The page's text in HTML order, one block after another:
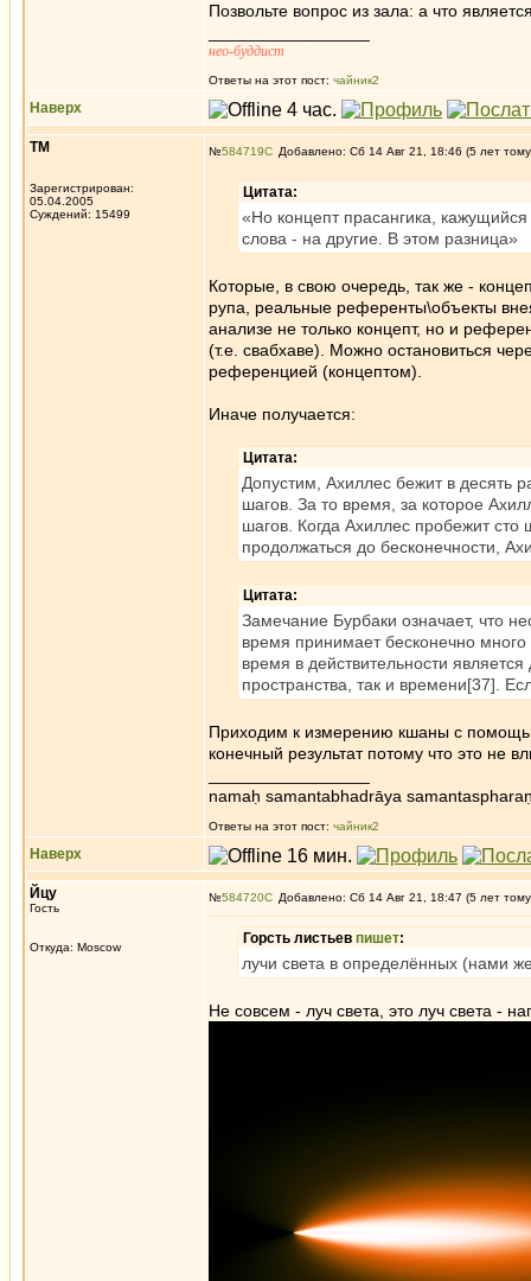
Позвольте вопрос из зала: а что
нео-буддист
Ответы на этот пост: чайник2
Наверх
ТМ
Зарегистрирован:
05.04.2005
Суждений: 15499
№584719 Добавлено: Сб 14 Авг 21, 18:46 (5 лет
Цитата:
«Но концепт прасангика,
слова - на другие. В этом разница»
Которые, в свою очередь, так же -
рупа, реальные референты\объекты
анализе не только концепт, но и
(т.е. свабхаве). Можно остановиться
референцией (концептом).
Иначе получается:
Цитата:
Допустим, Ахиллес бежит в десять
шагов. За то время, за которое
шагов. Когда Ахиллес пробежит
продолжаться до бесконечности,
Цитата:
Замечание Бурбаки означает, что
время принимает бесконечно
время в действительности
пространства, так и времени[37].
Приходим к измерению кшаны с
конечный результат потому что это не
namaḥ samantabhadrāya
Ответы на этот пост: чайник2
Наверх
Йцу
Гость
Откуда: Moscow
№584720 Добавлено: Сб 14 Авг 21, 18:47 (5 лет
Горсть листьев пишет:
лучи света в определённых (нами
Не совсем - луч света, это луч света -